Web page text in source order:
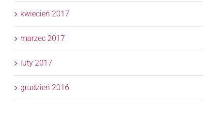
kwiecień 2017
marzec 2017
luty 2017
grudzień 2016